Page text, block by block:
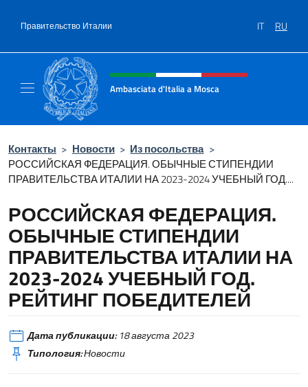
Правительство Италии IT RU
Шапка сайта, соцсети и
Ambasciata d'Italia a Mosca
Контакты > Новости > Из посольства >
РОССИЙСКАЯ ФЕДЕРАЦИЯ. ОБЫЧНЫЕ СТИПЕНДИИ
ПРАВИТЕЛЬСТВА ИТАЛИИ НА 2023-2024 УЧЕБНЫЙ ГОД....
РОССИЙСКАЯ ФЕДЕРАЦИЯ.
ОБЫЧНЫЕ СТИПЕНДИИ
ПРАВИТЕЛЬСТВА ИТАЛИИ НА
2023-2024 УЧЕБНЫЙ ГОД.
РЕЙТИНГ ПОБЕДИТЕЛЕЙ
Дата публикации:18 августа 2023
Типология:Новости